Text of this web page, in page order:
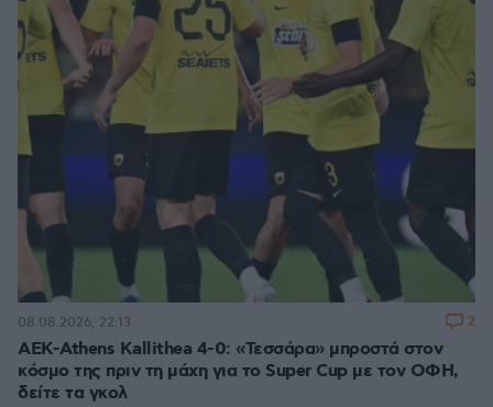
ΑΕΚ-Athens Kallithea 4-0: «Τεσσάρα» μπροστά στον
κόσμο της πριν τη μάχη για το Super Cup με τον ΟΦΗ,
δείτε τα γκολ
08.08.2026, 22:13 2